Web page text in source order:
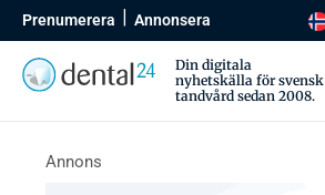
Prenumerera Annonsera
Din digitala
nyhetskälla för svensk
tandvård sedan 2008.